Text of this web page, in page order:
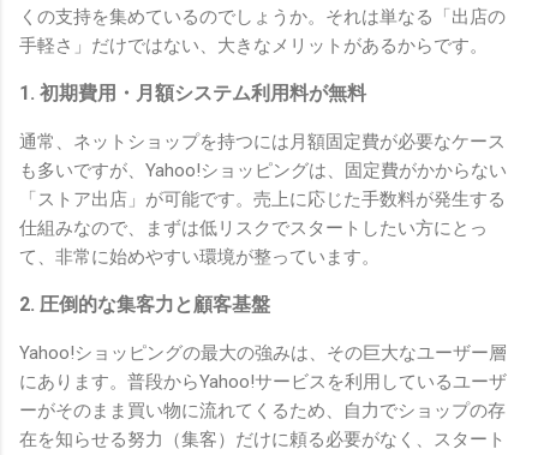
くの支持を集めているのでしょうか。それは単なる「出店の
手軽さ」だけではない、大きなメリットがあるからです。
1. 初期費用・月額システム利用料が無料
通常、ネットショップを持つには月額固定費が必要なケース
も多いですが、Yahoo!ショッピングは、固定費がかからない
「ストア出店」が可能です。売上に応じた手数料が発生する
仕組みなので、まずは低リスクでスタートしたい方にとっ
て、非常に始めやすい環境が整っています。
2. 圧倒的な集客力と顧客基盤
Yahoo!ショッピングの最大の強みは、その巨大なユーザー層
にあります。普段からYahoo!サービスを利用しているユーザ
ーがそのまま買い物に流れてくるため、自力でショップの存
在を知らせる努力（集客）だけに頼る必要がなく、スタート